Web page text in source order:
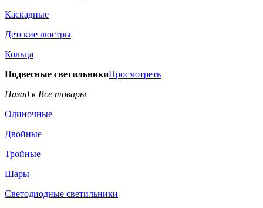
Каскадные
Детские люстры
Кольца
Подвесные светильникиПросмотреть
Назад к Все товары
Одиночные
Двойные
Тройные
Шары
Светодиодные светильники